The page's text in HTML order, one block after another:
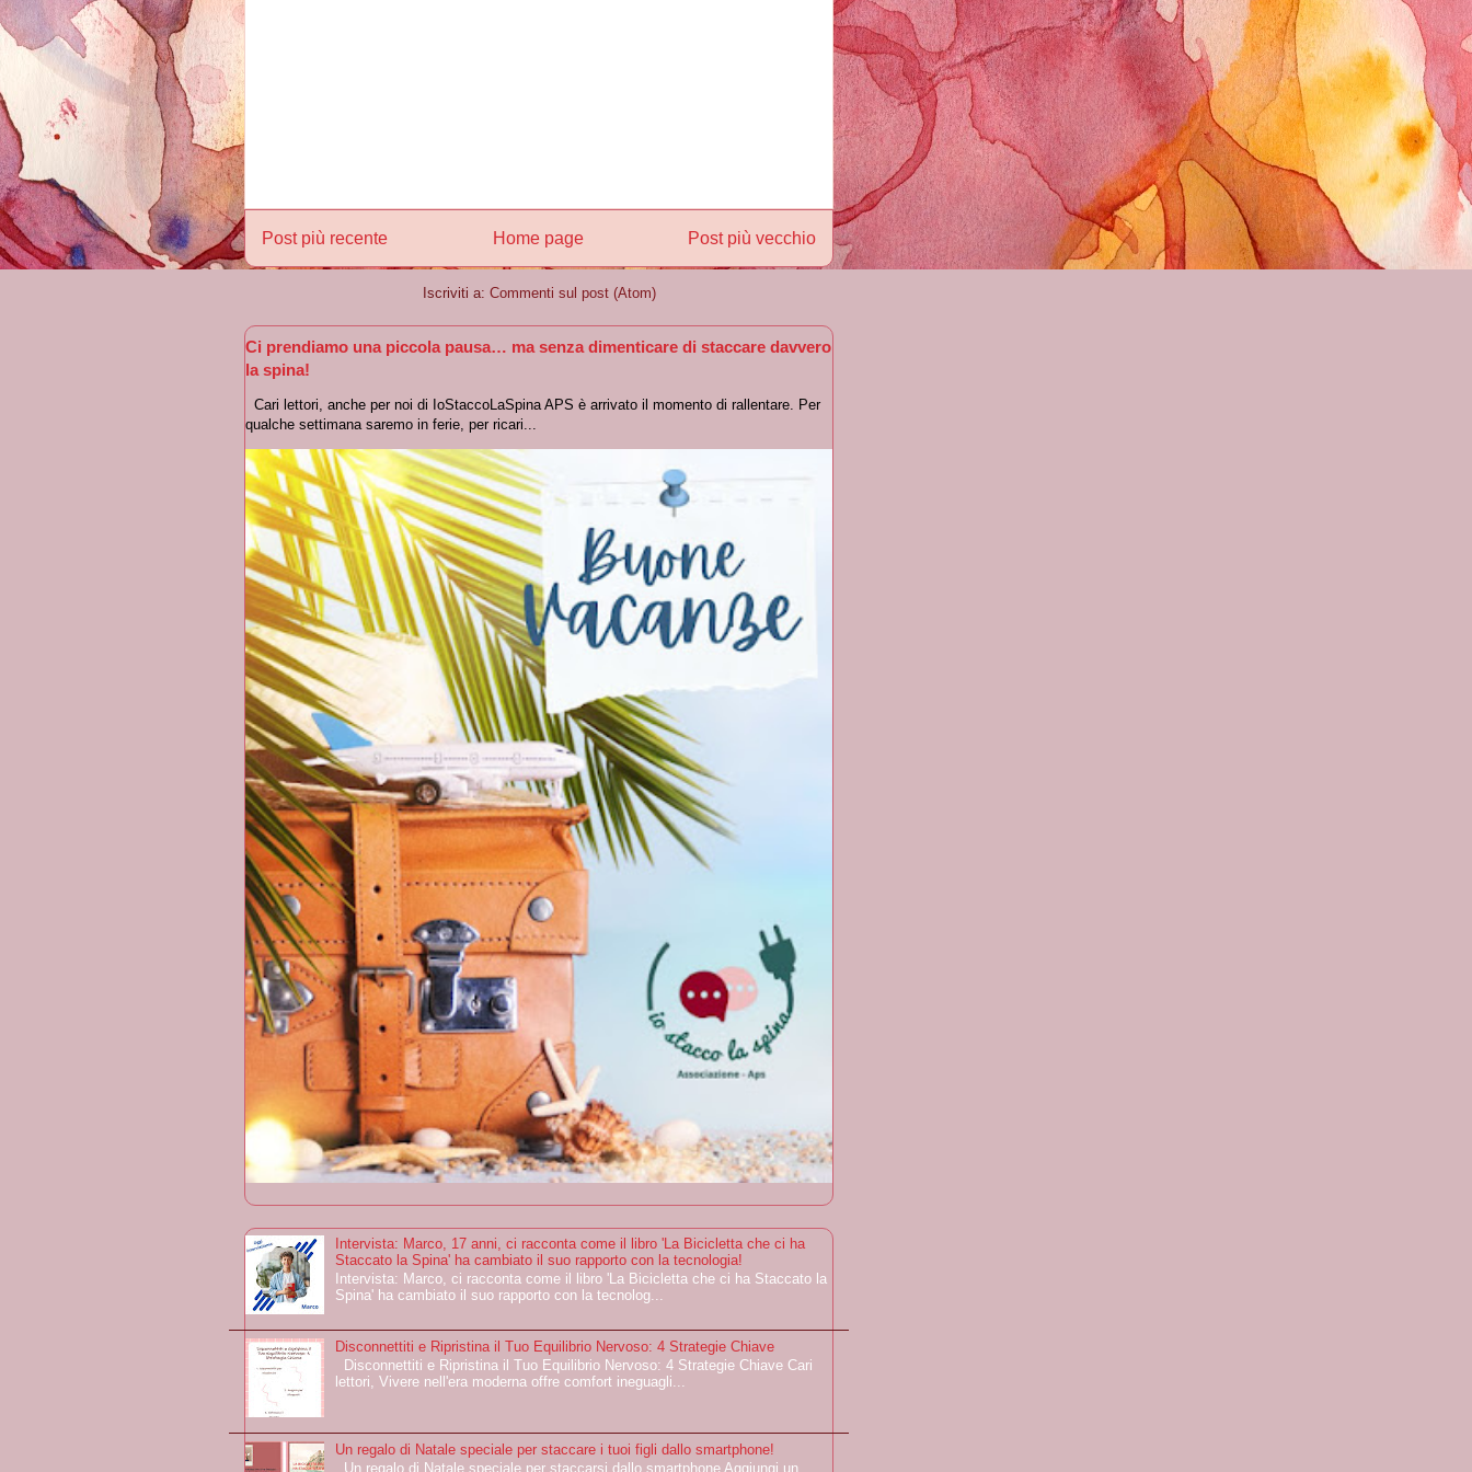
Post più recente Post più vecchio
Home page
Iscriviti a: Commenti sul post (Atom)
Ci prendiamo una piccola pausa… ma senza dimenticare di staccare davvero
la spina!
Cari lettori, anche per noi di IoStaccoLaSpina APS è arrivato il momento di rallentare. Per
qualche settimana saremo in ferie, per ricari...
Intervista: Marco, 17 anni, ci racconta come il libro 'La Bicicletta che ci ha
Staccato la Spina' ha cambiato il suo rapporto con la tecnologia!
Intervista: Marco, ci racconta come il libro 'La Bicicletta che ci ha Staccato la
Spina' ha cambiato il suo rapporto con la tecnolog...
Disconnettiti e Ripristina il Tuo Equilibrio Nervoso: 4 Strategie Chiave
Disconnettiti e Ripristina il Tuo Equilibrio Nervoso: 4 Strategie Chiave Cari
lettori, Vivere nell'era moderna offre comfort ineguagli...
Un regalo di Natale speciale per staccare i tuoi figli dallo smartphone!
Un regalo di Natale speciale per staccarsi dallo smartphone Aggiungi un